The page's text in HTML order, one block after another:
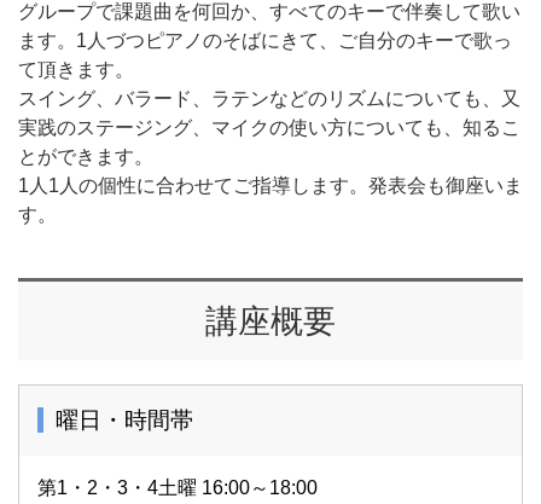
グループで課題曲を何回か、すべてのキーで伴奏して歌い
ます。1人づつピアノのそばにきて、ご自分のキーで歌っ
て頂きます。
スイング、バラード、ラテンなどのリズムについても、又
実践のステージング、マイクの使い方についても、知るこ
とができます。
1人1人の個性に合わせてご指導します。発表会も御座いま
す。
講座概要
曜日・時間帯
第1・2・3・4土曜 16:00～18:00